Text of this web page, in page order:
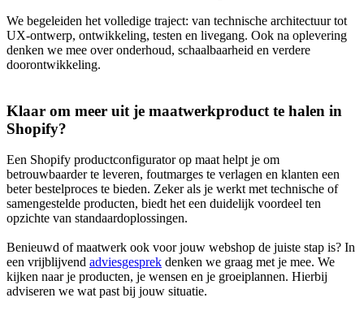
We begeleiden het volledige traject: van technische architectuur tot
UX-ontwerp, ontwikkeling, testen en livegang. Ook na oplevering
denken we mee over onderhoud, schaalbaarheid en verdere
doorontwikkeling.
Klaar om meer uit je maatwerkproduct te halen in
Shopify?
Een Shopify productconfigurator op maat helpt je om
betrouwbaarder te leveren, foutmarges te verlagen en klanten een
beter bestelproces te bieden. Zeker als je werkt met technische of
samengestelde producten, biedt het een duidelijk voordeel ten
opzichte van standaardoplossingen.
Benieuwd of maatwerk ook voor jouw webshop de juiste stap is? In
een vrijblijvend adviesgesprek denken we graag met je mee. We
kijken naar je producten, je wensen en je groeiplannen. Hierbij
adviseren we wat past bij jouw situatie.